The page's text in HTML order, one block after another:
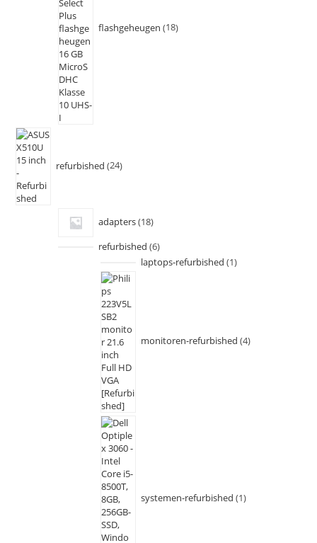
flashgeheugen 18
refurbished 24
adapters 18
refurbished 6
laptops-refurbished 1
monitoren-refurbished 4
systemen-refurbished 1